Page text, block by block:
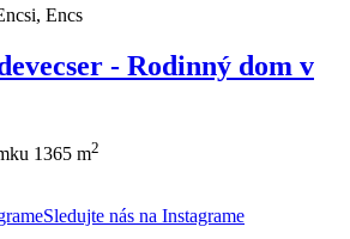
Encs
- Rodinný dom v
1365 m2
Sledujte nás na Instagrame